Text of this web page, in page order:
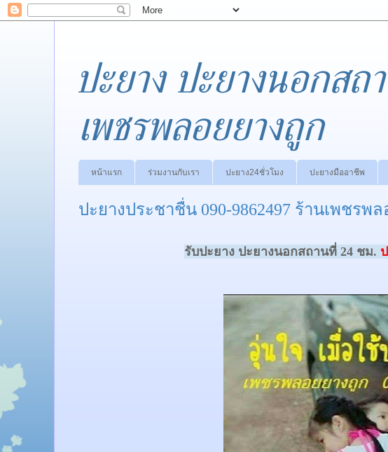
ปะยาง ปะยางนอกส
เพชรพลอยยางถูก
หน้าแรก ร่วมงานกับเรา ปะยาง24ชั่วโมง ปะยางมืออาชีพ
ปะยางประชาชื่น 090-9862497 ร้านเพชรพ
รับปะยาง ปะยางนอกสถานที่ 24 ชม.